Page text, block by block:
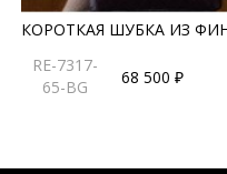
КОРОТКАЯ ШУБКА ИЗ
RE-7317-
65-BG
68 500 ₽